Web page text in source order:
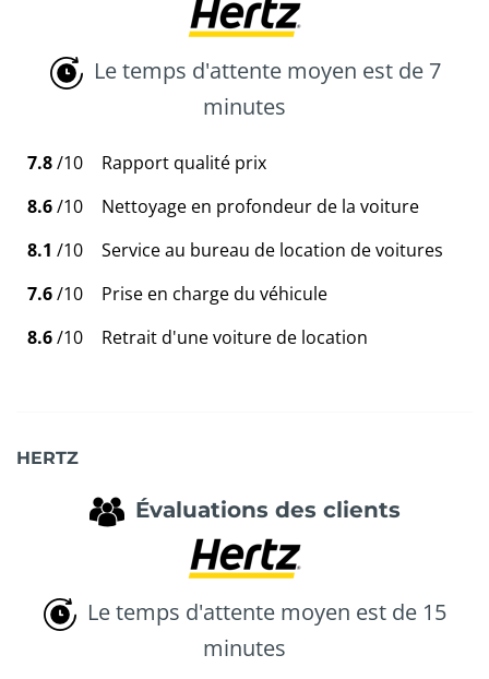
Le temps d'attente moyen est de 7
minutes
7.8/10
Rapport qualité prix
8.6/10
Nettoyage en profondeur de la voiture
8.1 /10
Service au bureau de location de voitures
7.6/10
Prise en charge du véhicule
8.6/10 Retrait d'une voiture de location
HERTZ
Évaluations des clients
Le temps d'attente moyen est de 15
minutes